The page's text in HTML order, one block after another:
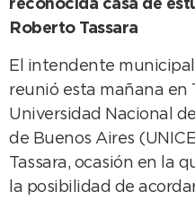
reconocida casa de
Roberto Tassara
El intendente
reunió esta mañana en
Universidad Nacional
de Buenos Aires
Tassara, ocasión en la
la posibilidad de